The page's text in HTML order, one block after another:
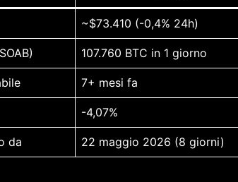
~$73.410 (-0,4% 24h)
107.760 BTC in 1 giorno
7+ mesi fa
-4,07%
da 22 maggio 2026 (8 giorni)